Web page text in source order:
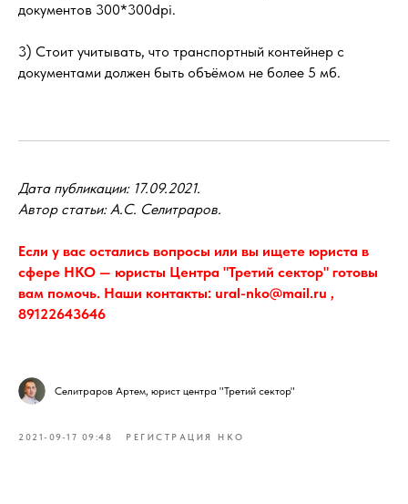
документов 300*300dpi.
3) Стоит учитывать, что транспортный контейнер с
документами должен быть объёмом не более 5 мб.
Дата публикации: 17.09.2021.
Автор статьи: А.С. Селитраров.
Если у вас остались вопросы или вы ищете юриста в
сфере НКО — юристы Центра "Третий сектор" готовы
вам помочь. Наши контакты: ural-nko@mail.ru ,
89122643646
Селитраров Артем, юрист центра "Третий сектор"
2021-09-17 09:48 РЕГИСТРАЦИЯ НКО